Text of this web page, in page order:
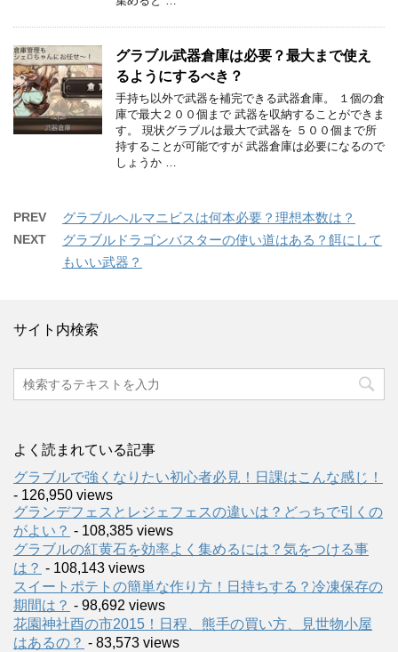
グラブル武器倉庫は必要？最大まで使え
るようにするべき？
手持ち以外で武器を補完できる武器倉庫。 １個の倉
庫で最大２００個まで 武器を収納することができま
す。 現状グラブルは最大で武器を ５００個まで所
持することが可能ですが 武器倉庫は必要になるので
しょうか …
PREV グラブルヘルマニビスは何本必要？理想本数は？
NEXT
グラブルドラゴンバスターの使い道はある？餌にして
もいい武器？
サイト内検索
よく読まれている記事
グラブルで強くなりたい初心者必見！日課はこんな感じ！
- 126,950 views
グランデフェスとレジェフェスの違いは？どっちで引くの
がよい？ - 108,385 views
グラブルの紅黄石を効率よく集めるには？気をつける事
は？ - 108,143 views
スイートポテトの簡単な作り方！日持ちする？冷凍保存の
期間は？ - 98,692 views
花園神社酉の市2015！日程、熊手の買い方、見世物小屋
はあるの？ - 83,573 views